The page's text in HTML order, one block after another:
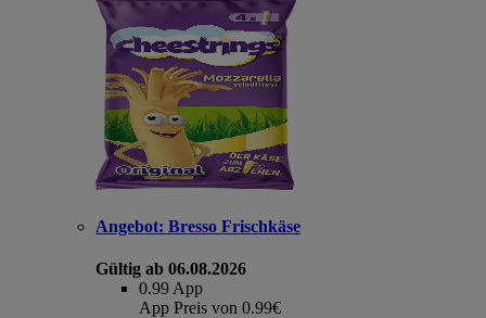
Angebot: Bresso Frischkäse
Gültig ab 06.08.2026
0.99 App
App Preis von 0.99€